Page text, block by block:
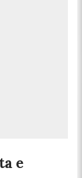
e